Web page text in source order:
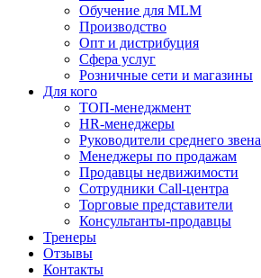
Обучение для MLM
Производство
Опт и дистрибуция
Сфера услуг
Розничные сети и магазины
Для кого
ТОП-менеджмент
HR-менеджеры
Руководители среднего звена
Менеджеры по продажам
Продавцы недвижимости
Сотрудники Call-центра
Торговые представители
Консультанты-продавцы
Тренеры
Отзывы
Контакты